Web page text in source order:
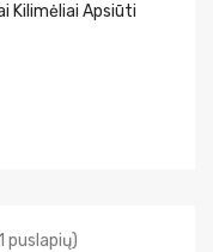
Kilimėliai Apsiūti
puslapių)